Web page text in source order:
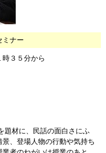
ミナー
３５分から
題材に、民話の面白さにふ
、登場人物の行動や気持ち